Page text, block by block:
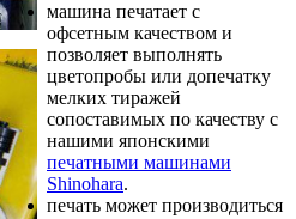
машина печатает с
офсетным качеством и
позволяет выполнять
цветопробы или допечатку
мелких тиражей
сопоставимых по качеству с
нашими японскими
печатными машинами
Shinohara.
печать может производиться